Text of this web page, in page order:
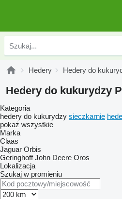
Hedery Hedery do
Hedery do kukurydzy
Kategoria
hedery do kukurydzy sieczkarnie
pokaż wszystkie
Marka
Claas
Jaguar Orbis
Geringhoff John Deere Oros
Lokalizacja
Szukaj w promieniu